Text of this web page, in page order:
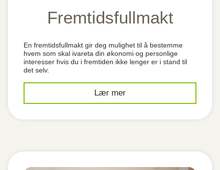
Fremtidsfullmakt
En fremtidsfullmakt gir deg mulighet til å bestemme
hvem som skal ivareta din økonomi og personlige
interesser hvis du i fremtiden ikke lenger er i stand til
det selv.
Lær mer